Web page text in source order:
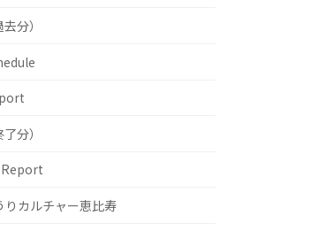
分）
分）
りカルチャー恵比寿